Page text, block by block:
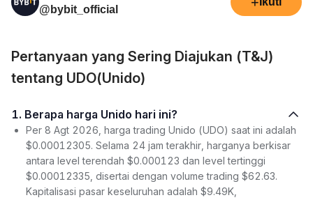
@bybit_official
Pertanyaan yang Sering Diajukan (T&J)
tentang UDO(Unido)
1. Berapa harga Unido hari ini?
Per 8 Agt 2026, harga trading Unido (UDO) saat ini adalah
$0.00012305. Selama 24 jam terakhir, harganya berkisar
antara level terendah $0.000123 dan level tertinggi
$0.00012335, disertai dengan volume trading $62.63.
Kapitalisasi pasar keseluruhan adalah $9.49K,